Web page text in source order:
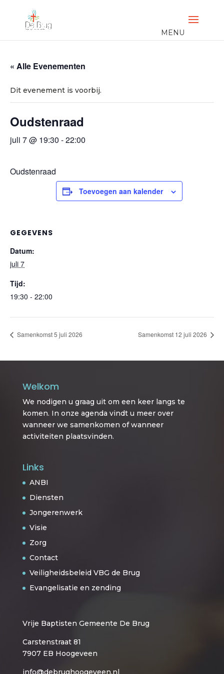
« Alle Evenementen
Dit evenement is voorbij.
Oudstenraad
juli 7 @ 19:30 -22:00
Oudstenraad
Toevoegen aan kalender
GEGEVENS
Datum:
juli 7
Tijd:
19:30 - 22:00
Samenkomst 5 juli 2026 Samenkomst 12 juli 2026
Welkom
We nodigen u graag uit om een keer langs te
komen. In onze agenda vindt u meer over
wanneer we samenkomen of wanneer
activiteiten plaatsvinden.
Links
ANBI
Diensten
Jongerenwerk
Visie
Zorg
Contact
Veiligheidsbeleid VBG de Brug
Evangelisatie en zending
Vrije Baptisten Gemeente De Brug
Carstenstraat 81
7907 EB Hoogeveen
info@debrughoogeveen.nl